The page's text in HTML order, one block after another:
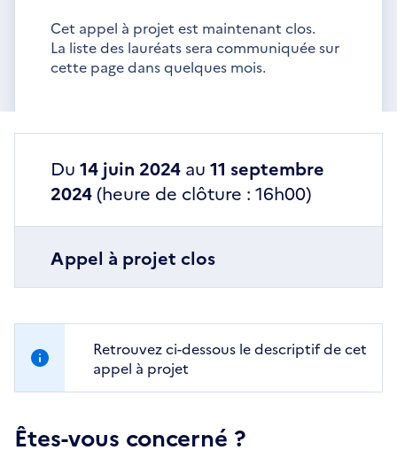
Cet appel à projet est maintenant clos.
La liste des lauréats sera communiquée sur
cette page dans quelques mois.
Du 14 juin 2024 au 11 septembre
2024(heure de clôture : 16h00)
Appel à projet clos
Retrouvez ci-dessous le descriptif de cet
appel à projet
Êtes-vous concerné ?